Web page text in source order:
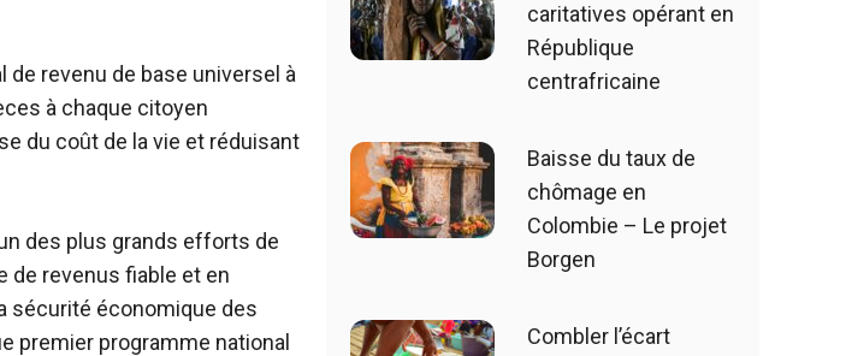
de revenu de base universel à
à chaque citoyen
du coût de la vie et réduisant
des plus grands efforts de
de revenus fiable et en
sécurité économique des
premier programme national
caritatives opérant en
République
centrafricaine
Baisse du taux de
chômage en
Colombie – Le projet
Borgen
Combler l’écart